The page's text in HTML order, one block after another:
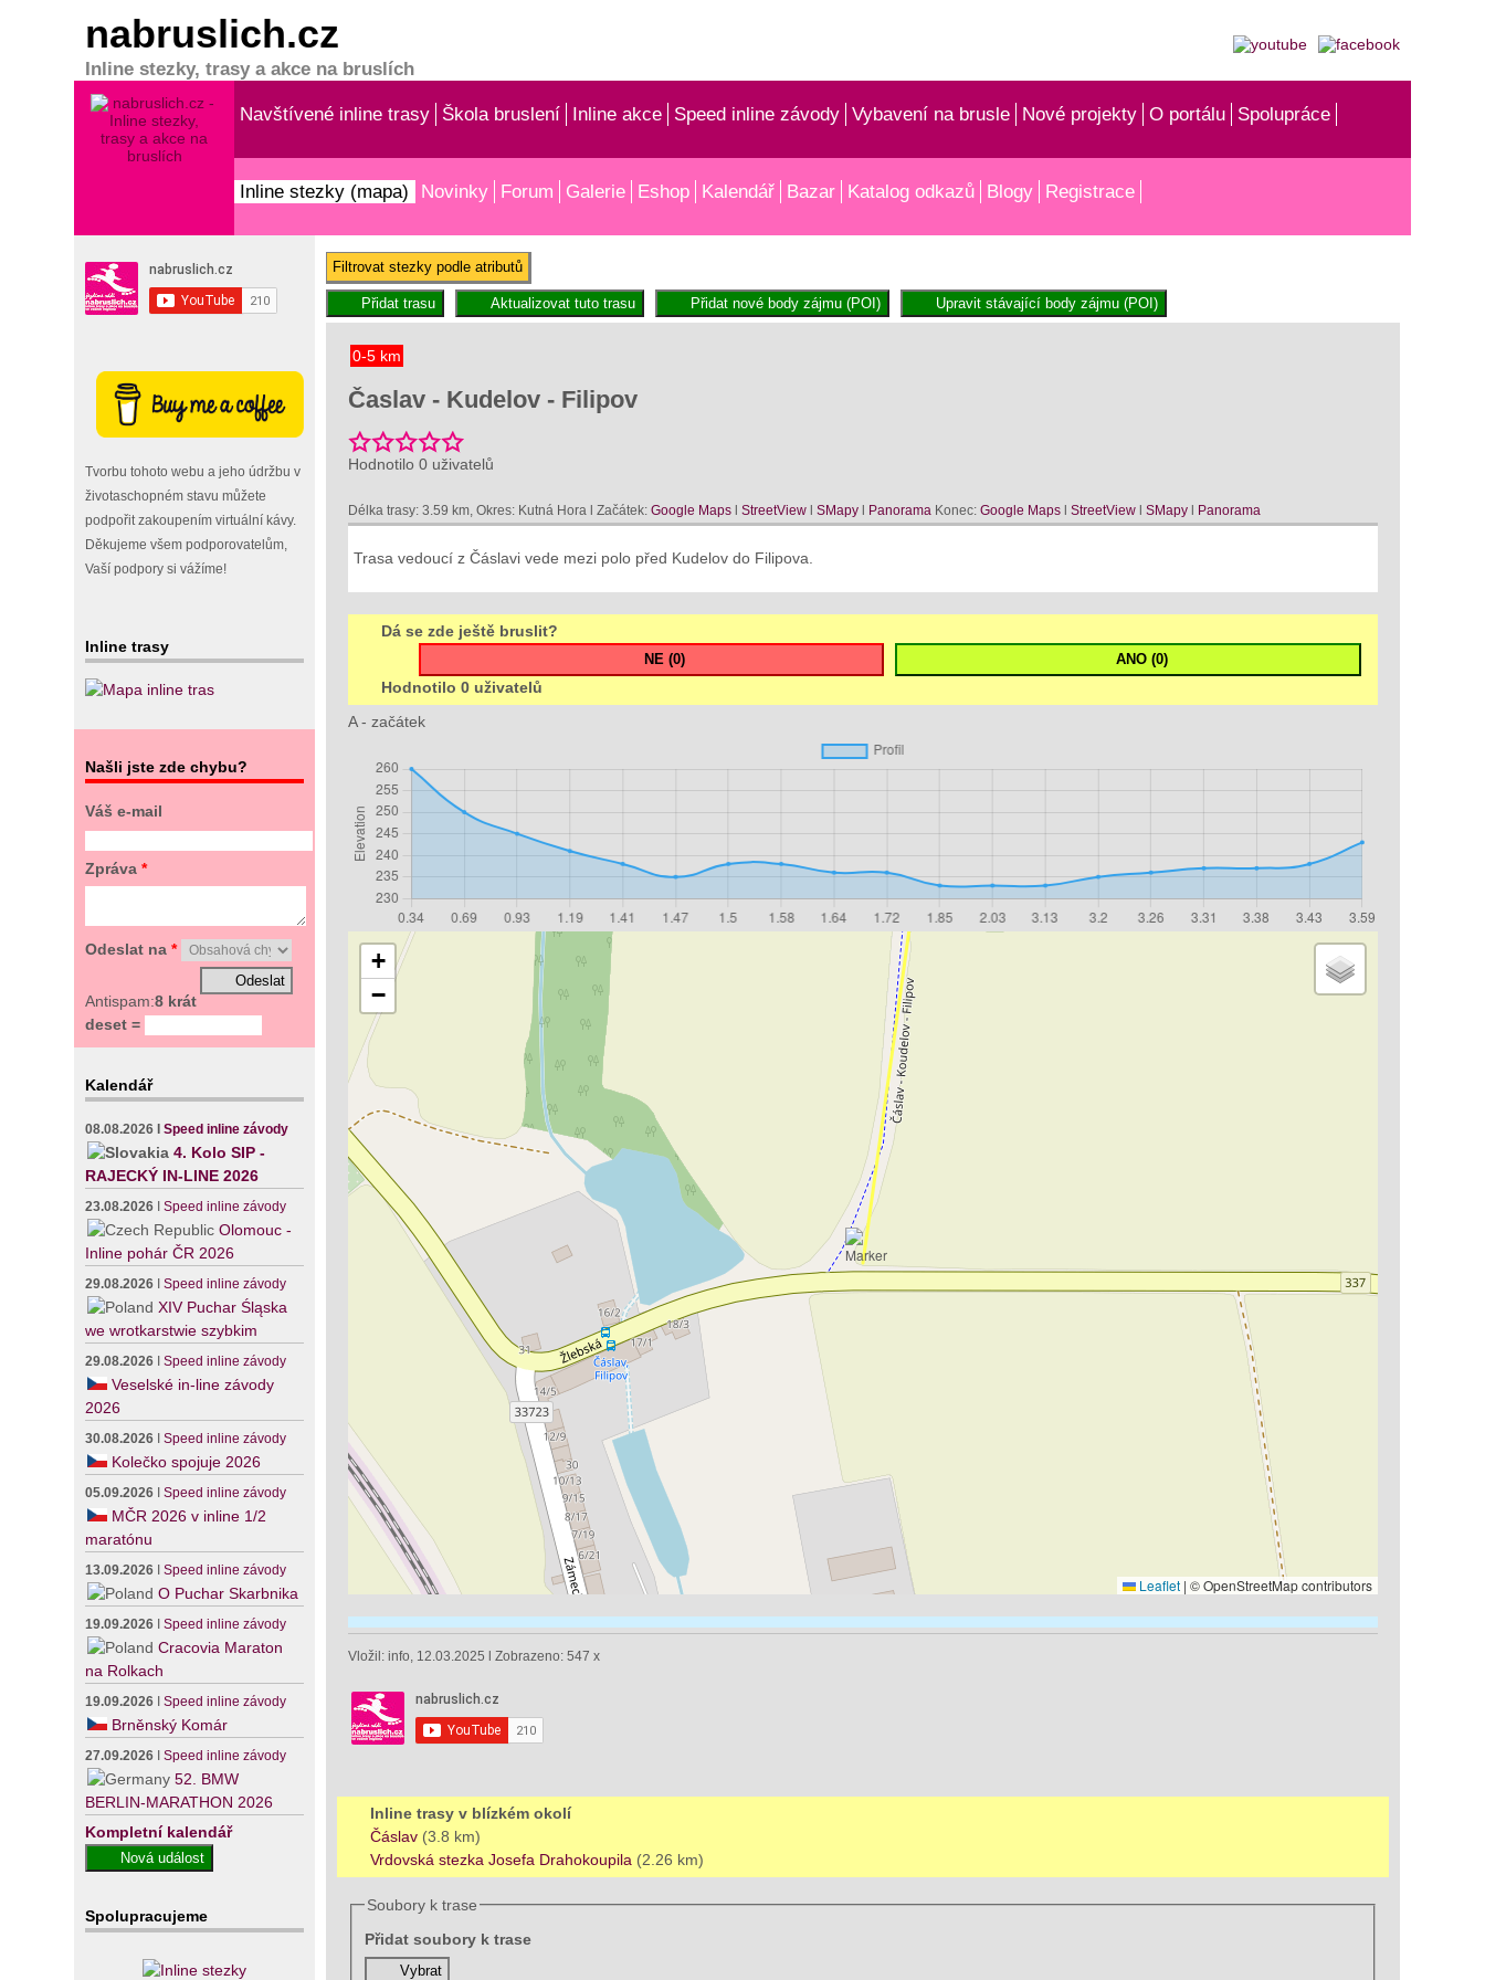
nabruslich.cz
Inline stezky, trasy a akce na bruslích
Navštívené inline trasy Škola bruslení Inline akce Speed inline závody Vybavení na brusle Nové projekty O portálu Spolupráce
Inline stezky (mapa) Novinky Forum Galerie Eshop Kalendář Bazar Katalog odkazů Blogy Registrace
Tvorbu tohoto webu a jeho údržbu v
životaschopném stavu můžete
podpořit zakoupením virtuální kávy.
Děkujeme všem podporovatelům,
Vaší podpory si vážíme!
Inline trasy
Našli jste zde chybu?
Váš e-mail
Zpráva*
Odeslat na*
Antispam:8 krát
deset =
Kalendář
08.08.2026 ISpeed inline závody
4. Kolo SIP -
RAJECKÝ IN-LINE 2026
23.08.2026 ISpeed inline závody
Olomouc -
Inline pohár ČR 2026
29.08.2026 ISpeed inline závody
XIV Puchar Śląska
we wrotkarstwie szybkim
29.08.2026 ISpeed inline závody
Veselské in-line závody
2026
30.08.2026 ISpeed inline závody
Kolečko spojuje 2026
05.09.2026 ISpeed inline závody
MČR 2026 v inline 1/2
maratónu
13.09.2026 ISpeed inline závody
O Puchar Skarbnika
19.09.2026 ISpeed inline závody
Cracovia Maraton
na Rolkach
19.09.2026 ISpeed inline závody
Brněnský Komár
27.09.2026 ISpeed inline závody
52. BMW
BERLIN-MARATHON 2026
Kompletní kalendář
Spolupracujeme
Filtrovat stezky podle atributů
0-5 km
Časlav - Kudelov - Filipov
Hodnotilo 0 uživatelů
Délka trasy: 3.59 km, Okres: Kutná Hora l Začátek: Google Mapsl StreetViewl SMapyl Panorama Konec: Google Mapsl StreetViewl SMapyl Panorama
Trasa vedoucí z Čáslavi vede mezi polo před Kudelov do Filipova.
Dá se zde ještě bruslit?
Hodnotilo 0 uživatelů
A - začátek
+
−
Leaflet | © OpenStreetMap contributors
Vložil: info, 12.03.2025 l Zobrazeno: 547 x
Inline trasy v blízkém okolí
Čáslav (3.8 km)
Vrdovská stezka Josefa Drahokoupila (2.26 km)
Soubory k trase
Přidat soubory k trase